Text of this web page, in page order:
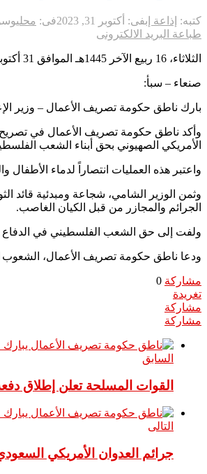
كتبه: إذاعة إبفى: أكتوبر 31, 2023 فى: محلي
طباعة البريد الالكترونى
الثلاثاء، 16 ربيع الآخر 1445هـ الموافق 31 أكتوبر 2023
صنعاء – سبأ:
بارك ناطق حكومة تصريف الأعمال – وزير
وأكد ناطق حكومة تصريف الأعمال في تصريح
الأمريكي الصهيوني بحق أبناء الشعب
واعتبر هذه العمليات انتصاراً لدماء
وثمن الوزير الشامي، شجاعة ومبدئية قائد
الجرائم والمجازر من قبل الكيان الغاصب.
ولفت إلى حق الشعب الفلسطيني في الدفاع
ودعا ناطق حكومة تصريف الأعمال، الشعوب
مشاركة 0
تغريدة
مشاركة
مشاركة
السابق
القوات المسلحة تعلن إطلاق
التالى
جرائم العدوان الأمريكي السعودي في